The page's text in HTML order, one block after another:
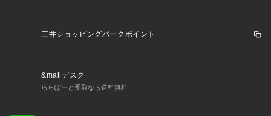
三井ショッピングパークポイント
&mallデスク
ららぽーと受取なら送料無料